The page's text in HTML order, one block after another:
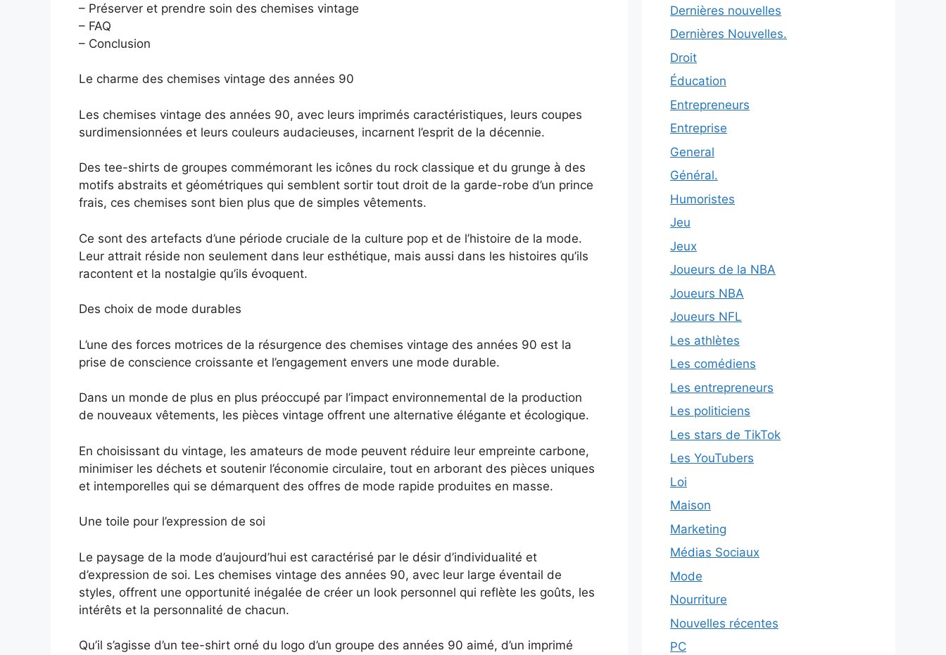
– Préserver et prendre soin des chemises vintage
– FAQ
– Conclusion
Le charme des chemises vintage des années 90
Les chemises vintage des années 90, avec leurs imprimés caractéristiques, leurs coupes
surdimensionnées et leurs couleurs audacieuses, incarnent l’esprit de la décennie.
Des tee-shirts de groupes commémorant les icônes du rock classique et du grunge à des
motifs abstraits et géométriques qui semblent sortir tout droit de la garde-robe d’un prince
frais, ces chemises sont bien plus que de simples vêtements.
Ce sont des artefacts d’une période cruciale de la culture pop et de l’histoire de la mode.
Leur attrait réside non seulement dans leur esthétique, mais aussi dans les histoires qu’ils
racontent et la nostalgie qu’ils évoquent.
Des choix de mode durables
L’une des forces motrices de la résurgence des chemises vintage des années 90 est la
prise de conscience croissante et l’engagement envers une mode durable.
Dans un monde de plus en plus préoccupé par l’impact environnemental de la production
de nouveaux vêtements, les pièces vintage offrent une alternative élégante et écologique.
En choisissant du vintage, les amateurs de mode peuvent réduire leur empreinte carbone,
minimiser les déchets et soutenir l’économie circulaire, tout en arborant des pièces uniques
et intemporelles qui se démarquent des offres de mode rapide produites en masse.
Une toile pour l’expression de soi
Le paysage de la mode d’aujourd’hui est caractérisé par le désir d’individualité et
d’expression de soi. Les chemises vintage des années 90, avec leur large éventail de
styles, offrent une opportunité inégalée de créer un look personnel qui reflète les goûts, les
intérêts et la personnalité de chacun.
Qu’il s’agisse d’un tee-shirt orné du logo d’un groupe des années 90 aimé, d’un imprimé
Dernières nouvelles
Dernières Nouvelles.
Droit
Éducation
Entrepreneurs
Entreprise
General
Général.
Humoristes
Jeu
Jeux
Joueurs de la NBA
Joueurs NBA
Joueurs NFL
Les athlètes
Les comédiens
Les entrepreneurs
Les politiciens
Les stars de TikTok
Les YouTubers
Loi
Maison
Marketing
Médias Sociaux
Mode
Nourriture
Nouvelles récentes
PC